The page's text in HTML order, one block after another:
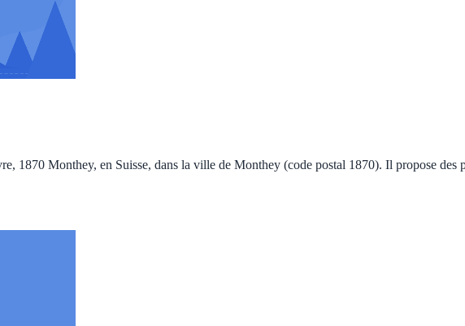
1870 Monthey, en Suisse, dans la ville de Monthey (code postal 1870). Il propose